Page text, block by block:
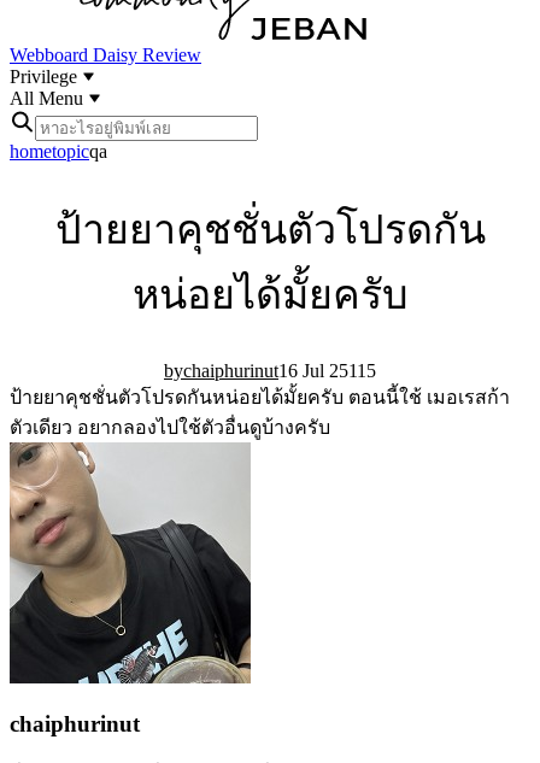
Webboard Daisy Review
Privilege
All Menu
hometopicqa
ป้ายยาคุชชั่นตัวโปรดกัน
หน่อยได้มั้ยครับ
chaiphurinut16 Jul 25115
ป้ายยาคุชชั่นตัวโปรดกันหน่อยได้มั้ยครับ ตอนนี้ใช้ เมอเรสก้า
ตัวเดียว อยากลองไปใช้ตัวอื่นดูบ้างครับ
chaiphurinut